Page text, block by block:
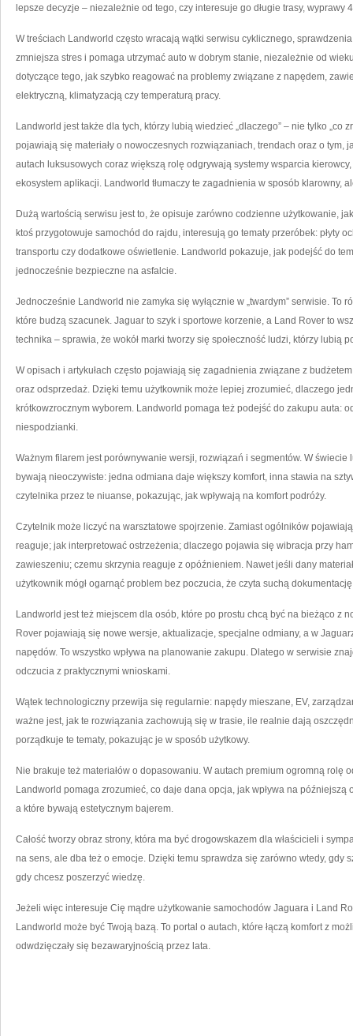
lepsze decyzje – niezależnie od tego, czy interesuje go długie trasy, wyprawy
W treściach Landworld często wracają wątki serwisu cyklicznego,
zmniejsza stres i pomaga utrzymać auto w dobrym stanie, niezależnie od
dotyczące tego, jak szybko reagować na problemy związane z napędem,
elektryczną, klimatyzacją czy temperaturą pracy.
Landworld jest także dla tych, którzy lubią wiedzieć „dlaczego” – nie tylko „co
pojawiają się materiały o nowoczesnych rozwiązaniach, trendach oraz o tym,
autach luksusowych coraz większą rolę odgrywają systemy wsparcia
ekosystem aplikacji. Landworld tłumaczy te zagadnienia w sposób klarowny,
Dużą wartością serwisu jest to, że opisuje zarówno codzienne użytkowanie,
ktoś przygotowuje samochód do rajdu, interesują go tematy przeróbek: płyty
transportu czy dodatkowe oświetlenie. Landworld pokazuje, jak podejść do
jednocześnie bezpieczne na asfalcie.
Jednocześnie Landworld nie zamyka się wyłącznie w „twardym” serwisie. To
które budzą szacunek. Jaguar to szyk i sportowe korzenie, a Land Rover to
technika – sprawia, że wokół marki tworzy się społeczność ludzi, którzy lubią
W opisach i artykułach często pojawiają się zagadnienia związane z
oraz odsprzedaż. Dzięki temu użytkownik może lepiej zrozumieć, dlaczego
krótkowzrocznym wyborem. Landworld pomaga też podejść do zakupu auta:
niespodzianki.
Ważnym filarem jest porównywanie wersji, rozwiązań i segmentów. W
bywają nieoczywiste: jedna odmiana daje większy komfort, inna stawia na
czytelnika przez te niuanse, pokazując, jak wpływają na komfort podróży.
Czytelnik może liczyć na warsztatowe spojrzenie. Zamiast ogólników
reaguje; jak interpretować ostrzeżenia; dlaczego pojawia się wibracja przy
zawieszeniu; czemu skrzynia reaguje z opóźnieniem. Nawet jeśli dany
użytkownik mógł ogarnąć problem bez poczucia, że czyta suchą
Landworld jest też miejscem dla osób, które po prostu chcą być na bieżąco z
Rover pojawiają się nowe wersje, aktualizacje, specjalne odmiany, a w
napędów. To wszystko wpływa na planowanie zakupu. Dlatego w serwisie
odczucia z praktycznymi wnioskami.
Wątek technologiczny przewija się regularnie: napędy mieszane, EV,
ważne jest, jak te rozwiązania zachowują się w trasie, ile realnie dają
porządkuje te tematy, pokazując je w sposób użytkowy.
Nie brakuje też materiałów o dopasowaniu. W autach premium ogromną rolę
Landworld pomaga zrozumieć, co daje dana opcja, jak wpływa na
a które bywają estetycznym bajerem.
Całość tworzy obraz strony, która ma być drogowskazem dla właścicieli i
na sens, ale dba też o emocje. Dzięki temu sprawdza się zarówno wtedy, gdy
gdy chcesz poszerzyć wiedzę.
Jeżeli więc interesuje Cię mądre użytkowanie samochodów Jaguara i Land
Landworld może być Twoją bazą. To portal o autach, które łączą komfort z
odwdzięczały się bezawaryjnością przez lata.